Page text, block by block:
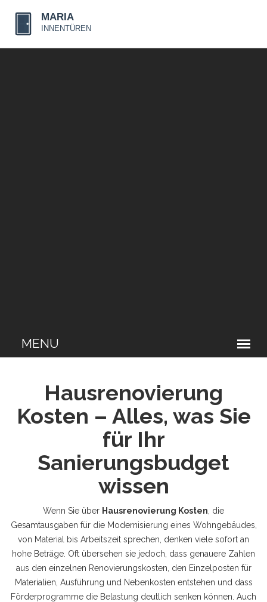
Hausrenovierung
Kosten – Alles, was Sie
für Ihr
Sanierungsbudget
wissen
Wenn Sie über Hausrenovierung Kosten die
Gesamtausgaben für die Modernisierung eines Wohngebäudes,
von Material bis Arbeitszeit sprechen, denken viele sofort an
hohe Beträge. Oft übersehen sie jedoch, dass genauere Zahlen
aus den einzelnen Renovierungskosten den Einzelposten für
Materialien, Ausführung und Nebenkosten entstehen und dass
Förderprogramme die Belastung deutlich senken können. Auch